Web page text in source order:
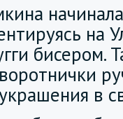
на
бисером.
в